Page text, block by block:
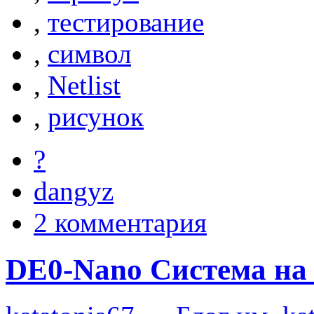
, тестирование
, символ
, Netlist
, рисунок
?
dangyz
2 комментария
DE0-Nano Cистема